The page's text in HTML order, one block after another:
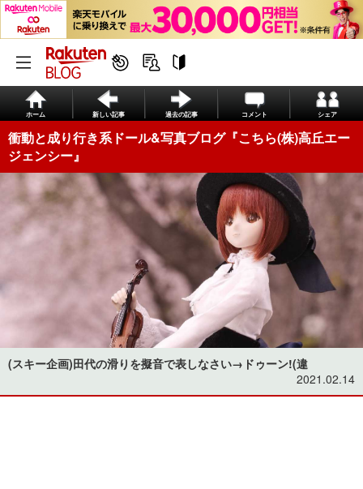
ホーム 新しい記事 過去の記事 コメント シェア
衝動と成り行き系ドール&写真ブログ『こちら(株)高丘エー
ジェンシー』
(スキー企画)田代の滑りを擬音で表しなさい→ドゥーン!(違
2021.02.14